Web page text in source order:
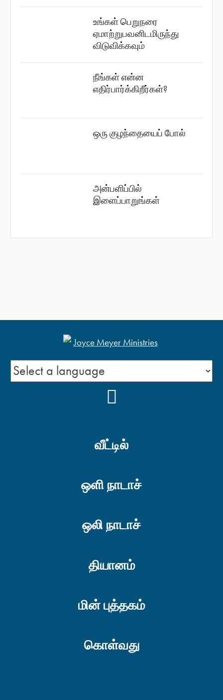
உங்கள் பெறுநரை
ஏமாற்றுபவனிடமிருந்து
விடுவிக்கவும்
நீங்கள் என்ன
எதிர்பார்க்கிறீர்கள்?
ஒரு குழந்தையைப் போல்
அன்பளிப்பில்
இளைப்பாறுங்கள்
வீட்டில்
ஒளி நாடாச்
ஒலி நாடாச்
தியானம்
மின் புத்தகம்
கொள்வது